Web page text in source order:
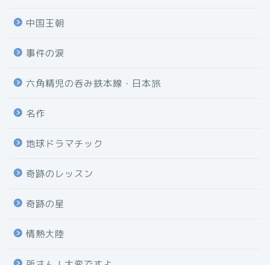
中国王朝
事件の涙
六角精児の呑み鉄本線・日本旅
名作
地球ドラマチック
奇跡のレッスン
奇跡の星
情熱大陸